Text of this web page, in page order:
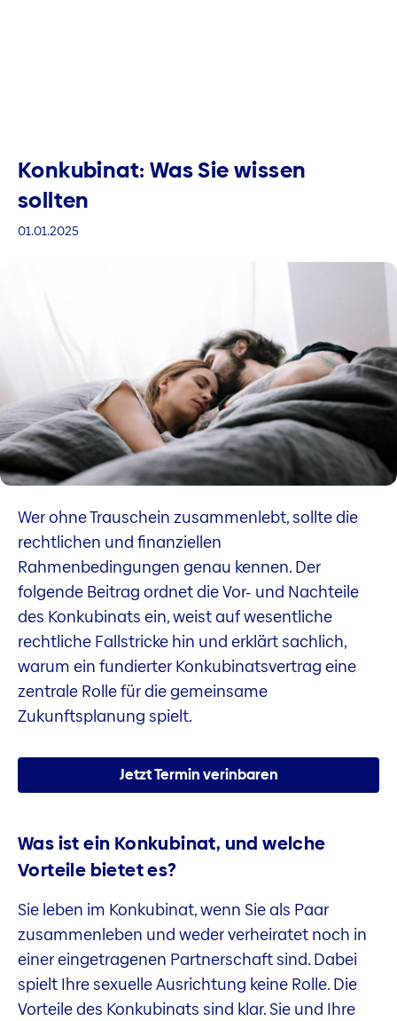
Konkubinat: Was Sie wissen
sollten
01.01.2025
Wer ohne Trauschein zusammenlebt, sollte die
rechtlichen und finanziellen
Rahmenbedingungen genau kennen. Der
folgende Beitrag ordnet die Vor- und Nachteile
des Konkubinats ein, weist auf wesentliche
rechtliche Fallstricke hin und erklärt sachlich,
warum ein fundierter Konkubinatsvertrag eine
zentrale Rolle für die gemeinsame
Zukunftsplanung spielt.
Jetzt Termin verinbaren
Was ist ein Konkubinat, und welche
Vorteile bietet es?
Sie leben im Konkubinat, wenn Sie als Paar
zusammenleben und weder verheiratet noch in
einer eingetragenen Partnerschaft sind. Dabei
spielt Ihre sexuelle Ausrichtung keine Rolle. Die
Vorteile des Konkubinats sind klar. Sie und Ihre